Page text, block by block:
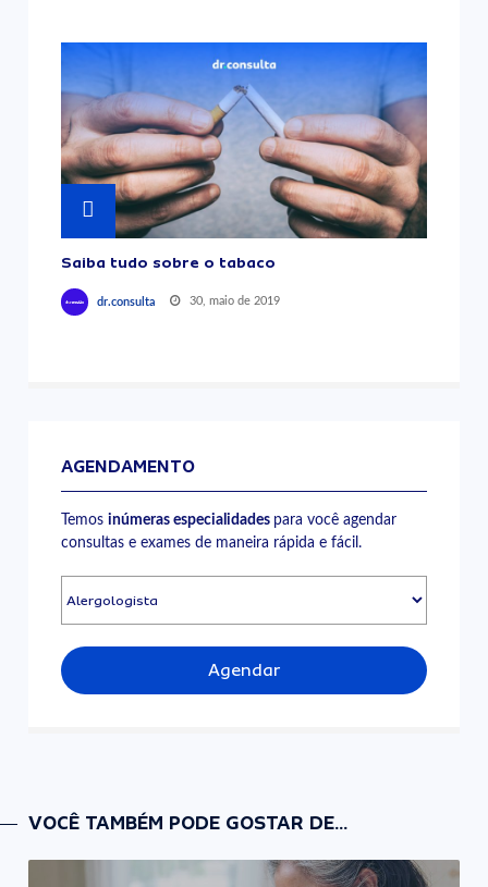
Saiba tudo sobre o tabaco
dr.consulta 30, maio de 2019
AGENDAMENTO
Temosinúmeras especialidades para você agendar
consultas e exames de maneira rápida e fácil.
Agendar
VOCÊ TAMBÉM PODE GOSTAR DE...